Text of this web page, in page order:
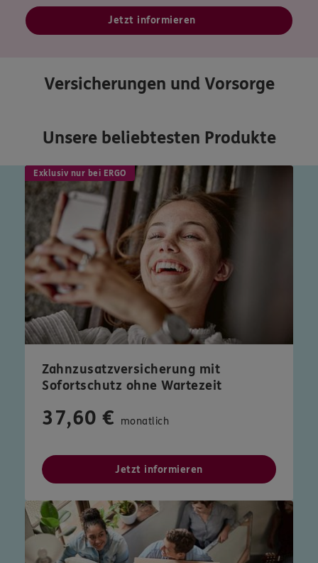
Jetzt informieren
Versicherungen und Vorsorge
Unsere beliebtesten Produkte
Exklusiv nur bei ERGO
Zahnzusatzversicherung mit
Sofortschutz ohne Wartezeit
37,60 € monatlich
Jetzt informieren